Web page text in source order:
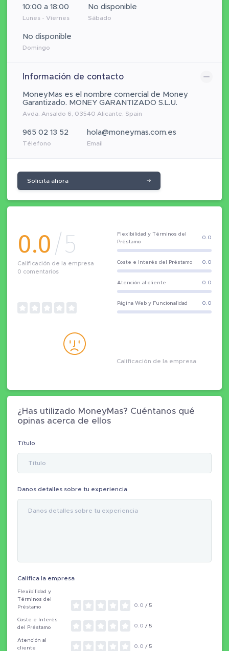
10:00 a 18:00
Lunes - Viernes
No disponible
Sábado
No disponible
Domingo
Información de contacto
MoneyMas es el nombre comercial de Money
Garantizado. MONEY GARANTIZADO S.L.U.
Avda. Ansaldo 6, 03540 Alicante, Spain
965 02 13 52
Télefono
hola@moneymas.com.es
Email
Solicita ahora
0.0/5
Calificación de la empresa
0 comentarios
Flexibilidad y Términos del
Préstamo
0.0
Coste e Interés del Préstamo 0.0
Atención al cliente 0.0
Página Web y Funcionalidad 0.0
Calificación de la empresa
¿Has utilizado MoneyMas? Cuéntanos qué
opinas acerca de ellos
Título
Danos detalles sobre tu experiencia
Califica la empresa
Flexibilidad y
Términos del
Préstamo
0.0 / 5
Coste e Interés
del Préstamo
0.0 / 5
Atención al
cliente
0.0 / 5